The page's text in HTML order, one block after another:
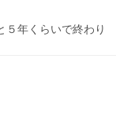
５年くらいで終わり